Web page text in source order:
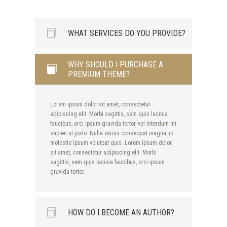
WHAT SERVICES DO YOU PROVIDE?
Lorem ipsum dolor sit amet, consectetur
adipiscing elit. Morbi sagittis, sem quis lacinia
molestie ipsum volutpat quis. Lorem ipsum dolor
sit amet, consectetur adipiscing elit. Morbi
sagittis, sem quis lacinia faucibus, orci ipsum
gravida tortor.
WHY SHOULD I PURCHASE A
PREMIUM THEME?
Lorem ipsum dolor sit amet, consectetur
adipiscing elit. Morbi sagittis, sem quis lacinia
faucibus, orci ipsum gravida tortor, vel interdum mi
sapien ut justo. Nulla varius consequat magna, id
molestie ipsum volutpat quis. Lorem ipsum dolor
sit amet, consectetur adipiscing elit. Morbi
sagittis, sem quis lacinia faucibus, orci ipsum
gravida tortor.
HOW DO I BECOME AN AUTHOR?